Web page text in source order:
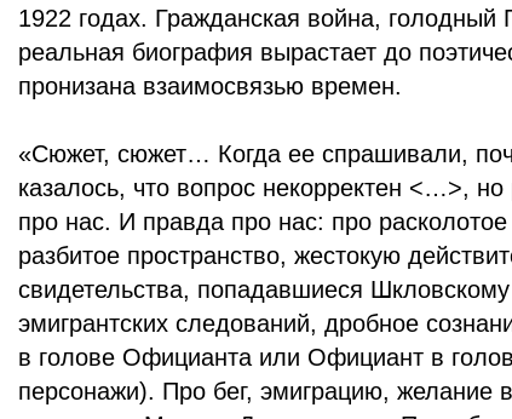
1922 годах. Гражданская война, голодный
реальная биография вырастает до
пронизана взаимосвязью времен.
«Сюжет, сюжет… Когда ее спрашивали,
казалось, что вопрос некорректен <…>,
про нас. И правда про нас: про
разбитое пространство, жестокую
свидетельства, попадавшиеся
эмигрантских следований, дробное
в голове Официанта или Официант в
персонажи). Про бег, эмиграцию, желание